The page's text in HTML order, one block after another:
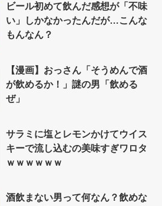
ビール初めて飲んだ感想が「不味
い」しかなかったんだが…こんな
もんなん？
【漫画】おっさん「そうめんで酒
が飲めるか！」謎の男「飲める
ぜ」
サラミに塩とレモンかけてウイス
キーで流し込むの美味すぎワロタ
ｗｗｗｗｗｗ
酒飲まない男って何なん？飲めな